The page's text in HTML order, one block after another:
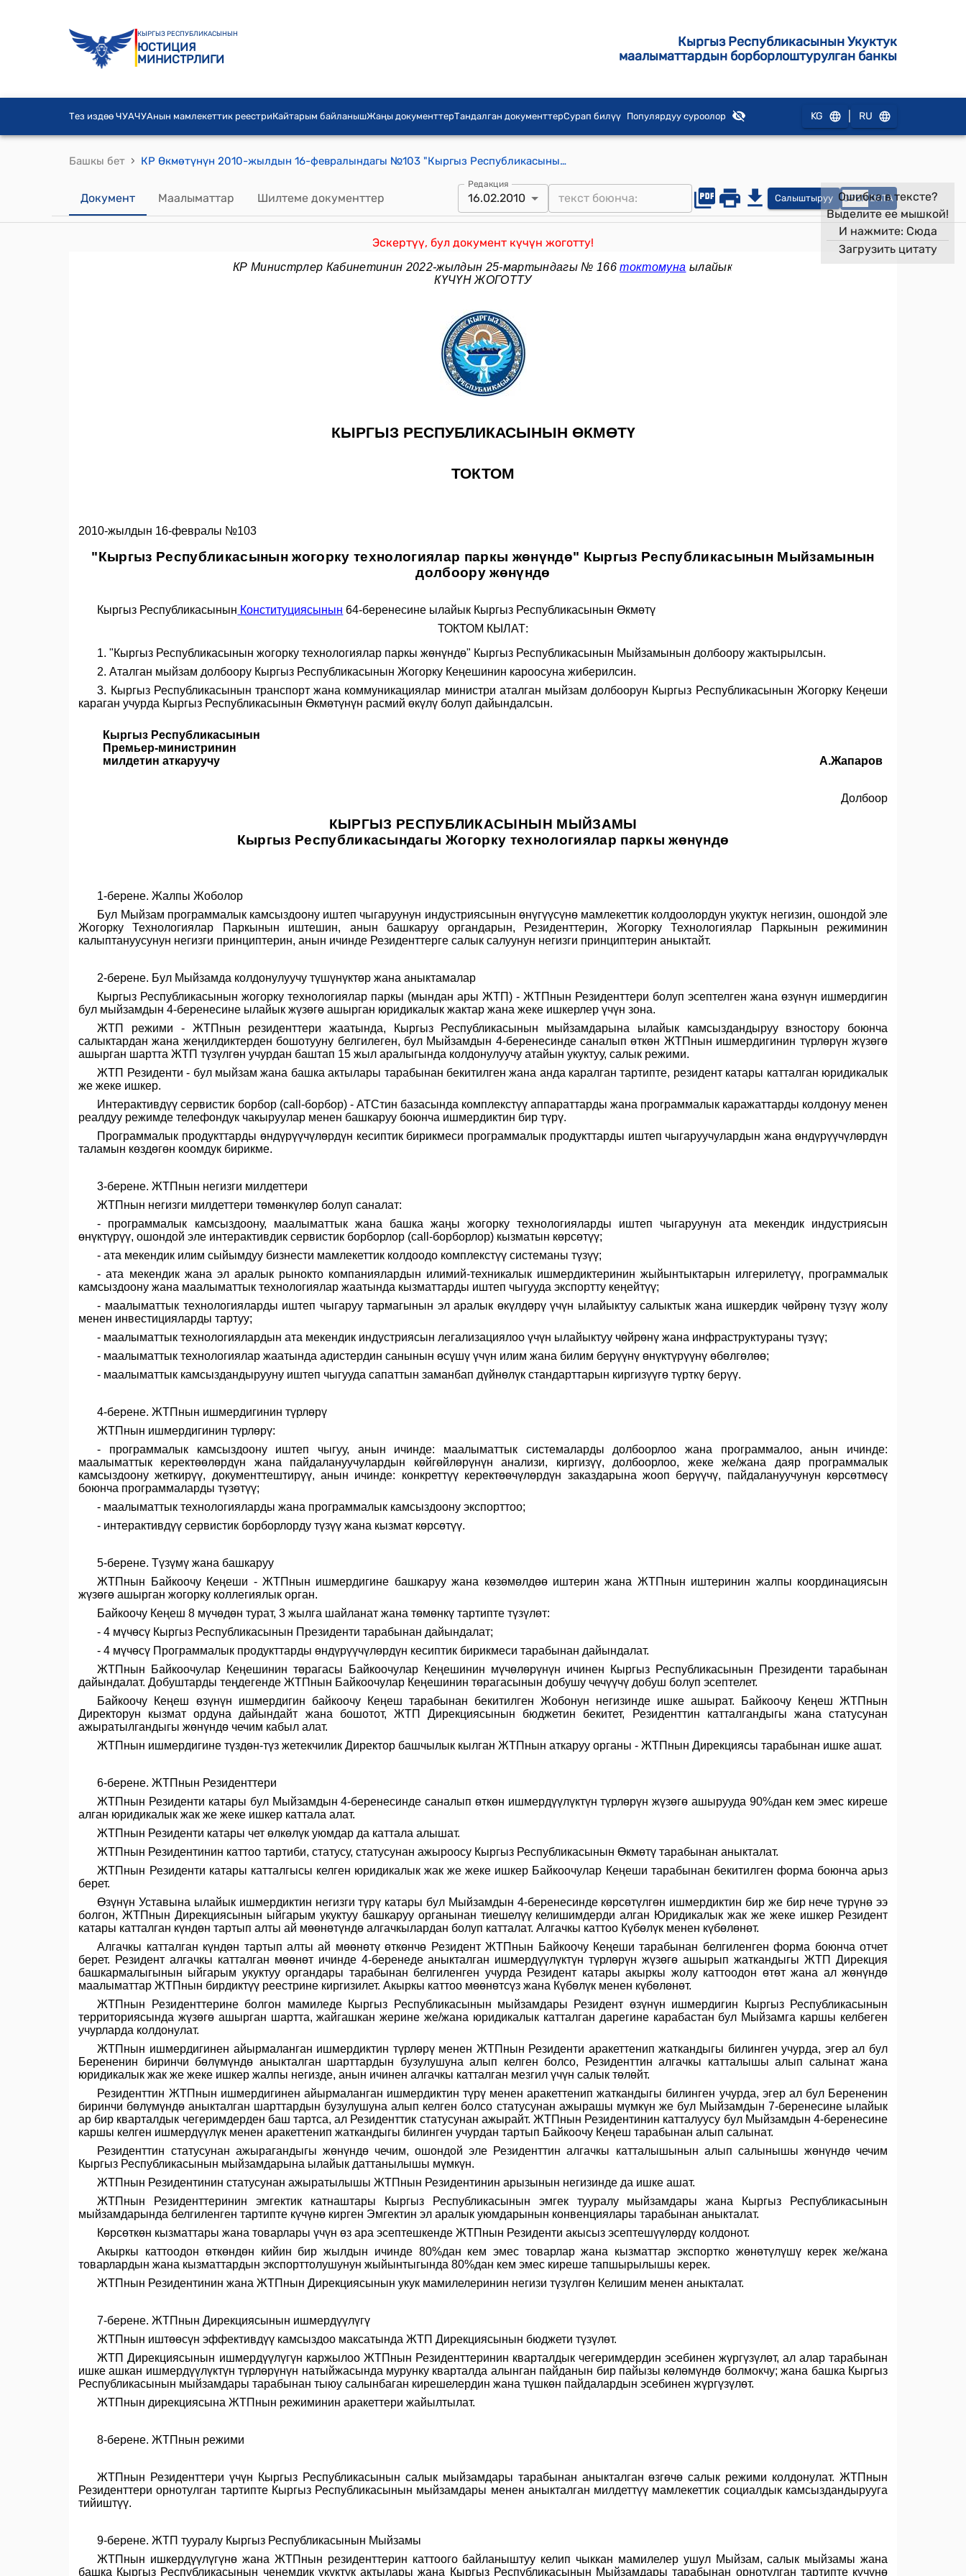
КЫРГЫЗ РЕСПУБЛИКАСЫНЫН
ЮСТИЦИЯ
МИНИСТРЛИГИ
Кыргыз Республикасынын Укуктук
маалыматтардын борборлоштурулган банкы
Тез издөө ЧУАЧУАнын мамлекеттик реестриКайтарым байланышЖаңы документтерТандалган документтерСурап билүү Популярдуу суроолор KG RU
Башкы бет › КР Өкмөтүнүн 2010-жылдын 16-февралындагы №103 "Кыргыз Республикасынын жогорку технологиялар паркы жөнүндө" Кыргыз Республикасынын Мыйзамынын долбоору жөнүндө" токтому
Документ Маалыматтар Шилтеме документтер
Редакция
16.02.2010 Салыштыруу OPEN DATA
Эскертүү, бул документ күчүн жоготту!
Ошибка в тексте?
Выделите ее мышкой!
И нажмите: Сюда
Загрузить цитату